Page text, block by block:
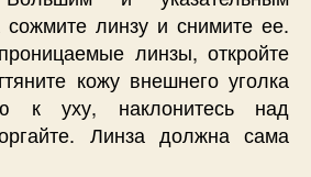
сожмите линзу и снимите ее.
линзы, откройте
кожу внешнего уголка
к уху, наклонитесь над
Линза должна сама